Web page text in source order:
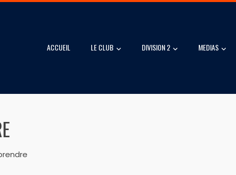
ACCUEIL LE CLUB DIVISION 2 MEDIAS